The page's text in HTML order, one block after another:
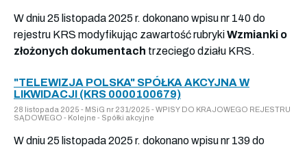
W dniu 25 listopada 2025 r. dokonano wpisu nr 140 do
rejestru KRS modyfikując zawartość rubrykiWzmianki o
złożonych dokumentach trzeciego działu KRS.
"TELEWIZJA POLSKA" SPÓŁKA AKCYJNA W
LIKWIDACJI (KRS 0000100679)
28 listopada 2025 - MSiG nr 231/2025 - WPISY DO KRAJOWEGO REJESTRU
SĄDOWEGO - Kolejne - Spółki akcyjne
W dniu 25 listopada 2025 r. dokonano wpisu nr 139 do